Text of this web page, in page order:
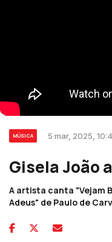
MÚSICA 5 mar, 2025,
Gisela João
A artista canta "Vejam
Adeus" de Paulo de